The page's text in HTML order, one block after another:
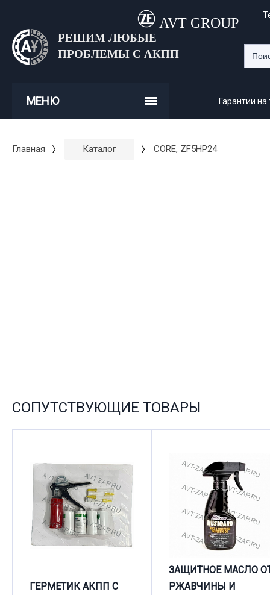
AVT GROUP
РЕШИМ ЛЮБЫЕ
ПРОБЛЕМЫ С АКПП
МЕНЮ Гарантии на
Главная Каталог CORE, ZF5HP24
СОПУТСТВУЮЩИЕ ТОВАРЫ
ГЕРМЕТИК АКПП С
ЗАЩИТНОЕ МАСЛО
РЖАВЧИНЫ И